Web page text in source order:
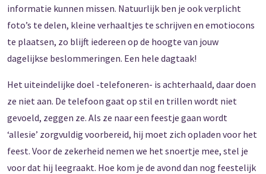
informatie kunnen missen. Natuurlijk ben je ook verplicht
foto’s te delen, kleine verhaaltjes te schrijven en emotiocons
te plaatsen, zo blijft iedereen op de hoogte van jouw
dagelijkse beslommeringen. Een hele dagtaak!
Het uiteindelijke doel -telefoneren- is achterhaald, daar doen
ze niet aan. De telefoon gaat op stil en trillen wordt niet
gevoeld, zeggen ze. Als ze naar een feestje gaan wordt
‘allesie’ zorgvuldig voorbereid, hij moet zich opladen voor het
feest. Voor de zekerheid nemen we het snoertje mee, stel je
voor dat hij leegraakt. Hoe kom je de avond dan nog feestelijk